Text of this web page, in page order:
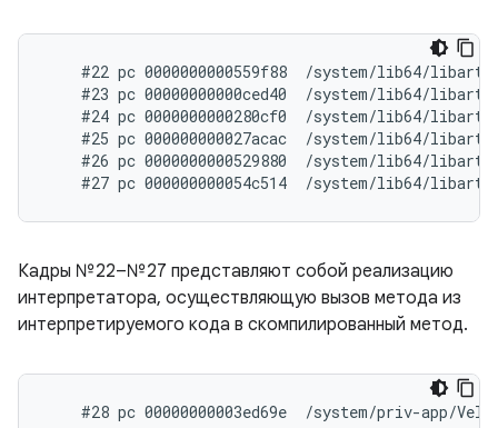
#22 pc 0000000000559f88  /system/lib64/
#23 pc 00000000000ced40  /system/lib64/
#24 pc 0000000000280cf0  /system/lib64/
#25 pc 000000000027acac  /system/lib64/
#26 pc 0000000000529880  /system/lib64/
Кадры №22–№27 представляют собой реализацию
интерпретатора, осуществляющую вызов метода из
интерпретируемого кода в скомпилированный метод.